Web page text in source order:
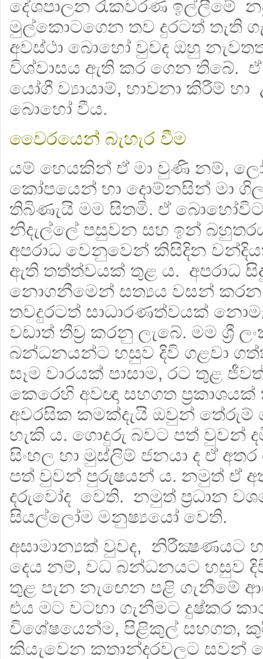
දේශපාලන රැකවරණ ඉල්ලී‍මේ
මුල්කො‍ටගෙන තව දුරටත් තැති
අවස්ථා බොහෝ වුවද ඔහු
විශ්වාසය ඇති කර ගෙන තිබේ. ඒ
යෝගී ව්‍යායාම්, භාවනා කිරීම්
බොහෝ වීය.
වෛරයෙන් බැහැර වීම
යම් හෙයකින් ඒ මා වුණි නම්,
කෝපයෙන් හා දොම්නසින් මා
තිබිණැයි මම සිතමි. ඒ
නිදැල්ලේ පසුවන සහ ඉන්
අපරාධ වෙනුවෙන් කිසිදින
ඇති තත්ත්වයක් තුළ ය. අපරාධ
නොගනීමෙන් සත්‍යය වසන් කරන
තවදුරටත් සාධාරණත්වයක්
වඩාත් තීව්‍ර ක‍රනු ලැබේ. මම ශ්‍රී
බන්ධනයන්ට හසුව දිවි ගළවා
සෑම වාරයක් පාසාම, රට තුළ
කෙරෙහි අවඥා සහගත
අවරසික කමක්දැයි ඔවුන්
හැකි ය. ‍‍ගොදුරු බවට පත් වුවන්
සිංහල හා මුස්ලිම් ජනයා ද ඒ
පත් වුවන් පුරුෂයන් ය. නමුත් ඒ
දරුවෝද වෙති. නමුත් ප්‍රධාන
සිය‍ල්ලෝම මනුෂ්‍යයෝ වෙති.
අසාමාන්‍යක් වුවද,
‍දෙය නම්, වධ බන්ධනයට හසුව
තුළ පැන නැ‍ඟෙන පළි ගැනීමේ
එය මට වටහා ගැනීමට දුෂ්කර
විශේෂයෙන්ම, පිළිකුල් සහගත,
කියැවෙන කතාන්දරවලට සවන්